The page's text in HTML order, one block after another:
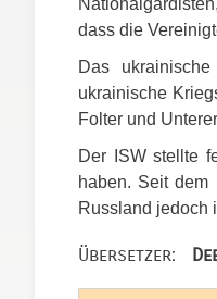
dass die
Das
ukrainische
Folter und
Der
ISWstellte
haben. Seit
Russland jedoch
Übersetzer: